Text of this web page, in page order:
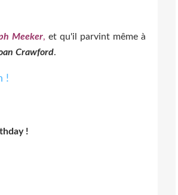
Meeker, et qu'il parvint même à
Crawford.
!